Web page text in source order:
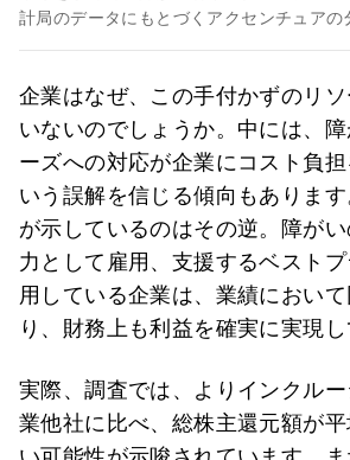
計局のデータにもとづくアクセンチュアの
企業はなぜ、この手付かずのリ
いないのでしょうか。中には、
ーズへの対応が企業にコスト負
いう誤解を信じる傾向もありま
が示しているのはその逆。障が
力として雇用、支援するベスト
用している企業は、業績におい
り、財務上も利益を確実に実現し
実際、調査では、よりインクル
業他社に比べ、総株主還元額が